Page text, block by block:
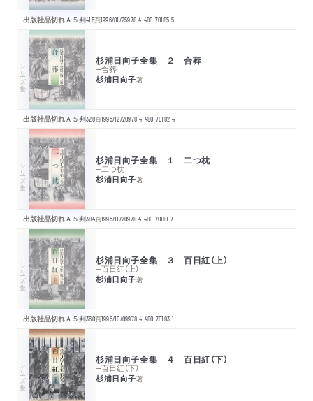
出版社品切れＡ５判416頁1996/01/25978-4-480-70185-5
シリーズ・全集 杉浦日向子全集 ２ 合葬
─合葬
杉浦日向子著
出版社品切れＡ５判328頁1995/12/20978-4-480-70182-4
シリーズ・全集 杉浦日向子全集 １ 二つ枕
─二つ枕
杉浦日向子著
出版社品切れＡ５判384頁1995/11/20978-4-480-70181-7
シリーズ・全集 杉浦日向子全集 ３ 百日紅（上）
─百日紅（上）
杉浦日向子著
出版社品切れＡ５判360頁1995/10/09978-4-480-70183-1
シリーズ・全集 杉浦日向子全集 ４ 百日紅（下）
─百日紅（下）
杉浦日向子著